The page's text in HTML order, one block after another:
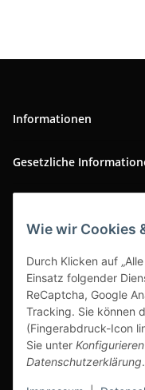
Wie wir Cookies
Durch Klicken auf
Einsatz folgender
ReCaptcha, Google
Tracking. Sie können
(Fingerabdruck-Icon
Sie unter Konfigurieren
Datenschutzerklärung.
Informationen
Gesetzliche